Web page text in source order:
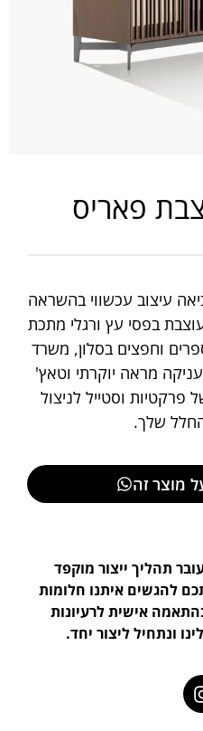
פאריס
עיצוב עכשווי בהשראה
בפסי עץ ורגלי מתכת
וחפצים בסלון, משרד
מראה יוקרתי וטאץ'
פרקטיות וסטייל לניצול
שלך.
מוצר זה
תהליך ייצור מוקפד
להגשים איתנו חלומות
אישית לרעיונות
ונתחיל ליצור יחד.